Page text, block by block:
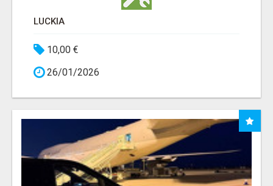
LUCKIA
10,00 €
26/01/2026